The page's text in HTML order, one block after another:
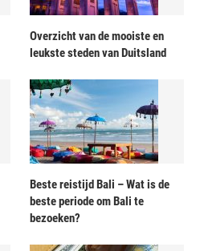
Overzicht van de mooiste en
leukste steden van Duitsland
Beste reistijd Bali – Wat is de
beste periode om Bali te
bezoeken?